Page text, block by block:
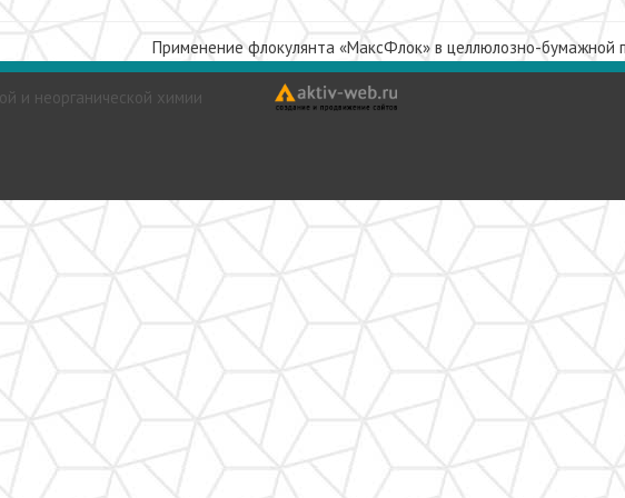
Применение флокулянта «МаксФлок» в целлюлозно-бумажной
и неорганической химии